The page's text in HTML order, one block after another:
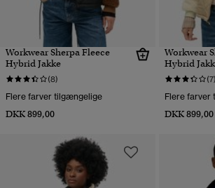
Workwear Sherpa Fleece
Hybrid Jakke
(8)
Flere farver tilgængelige
DKK 899,00
Workwear
Hybrid
(7)
Flere farver
DKK 899,00